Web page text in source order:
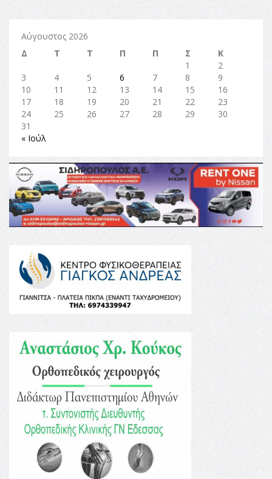
Αύγουστος 2026
Δ
Τ Τ Π Π Σ
Κ
1
2
3
4 5 6 7 8
9
10
11 12 13 14 15
16
17
18 19 20 21 22
23
24
25 26 27 28 29
30
31
« Ιούλ